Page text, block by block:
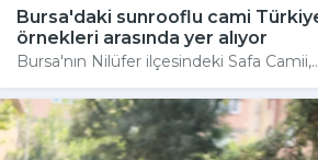
Bursa'daki sunrooflu cami
örnekleri arasında yer alıyor
Bursa'nın Nilüfer ilçesindeki Safa